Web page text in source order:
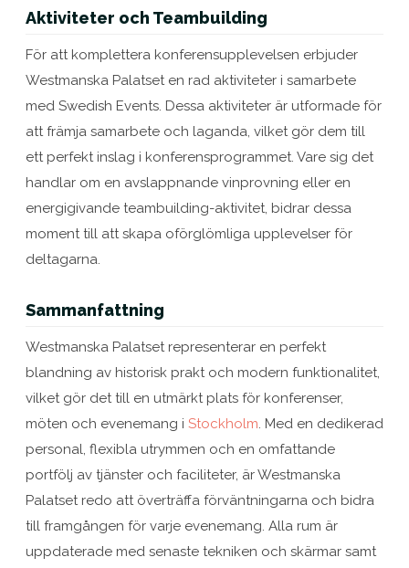
Aktiviteter och Teambuilding
För att komplettera konferensupplevelsen erbjuder
Westmanska Palatset en rad aktiviteter i samarbete
med Swedish Events. Dessa aktiviteter är utformade för
att främja samarbete och laganda, vilket gör dem till
ett perfekt inslag i konferensprogrammet. Vare sig det
handlar om en avslappnande vinprovning eller en
energigivande teambuilding-aktivitet, bidrar dessa
moment till att skapa oförglömliga upplevelser för
deltagarna.
Sammanfattning
Westmanska Palatset representerar en perfekt
blandning av historisk prakt och modern funktionalitet,
vilket gör det till en utmärkt plats för konferenser,
möten och evenemang i Stockholm. Med en dedikerad
personal, flexibla utrymmen och en omfattande
portfölj av tjänster och faciliteter, är Westmanska
Palatset redo att överträffa förväntningarna och bidra
till framgången för varje evenemang. Alla rum är
uppdaterade med senaste tekniken och skärmar samt